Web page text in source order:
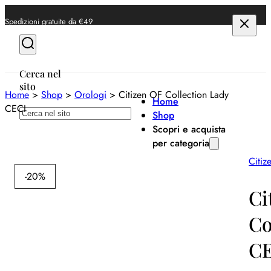
Spedizioni gratuite da €49
Cerca nel
sito
Cerca
Home
Shop
Scopri e acquista
per categoria
Home> Shop > Orologi > Citizen OF Collection Lady
CECI
-20%